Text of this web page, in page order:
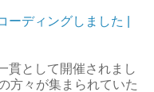
ディングしました |
貫として開催されまし
方々が集まられていた